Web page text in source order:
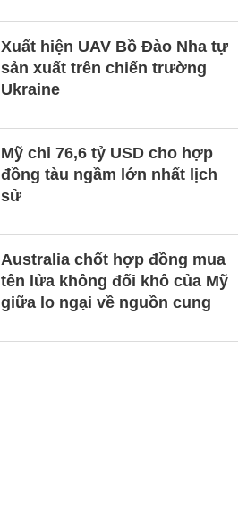
Xuất hiện UAV Bồ Đào Nha tự
sản xuất trên chiến trường
Ukraine
Mỹ chi 76,6 tỷ USD cho hợp
đồng tàu ngầm lớn nhất lịch
sử
Australia chốt hợp đồng mua
tên lửa không đối khô của Mỹ
giữa lo ngại về nguồn cung